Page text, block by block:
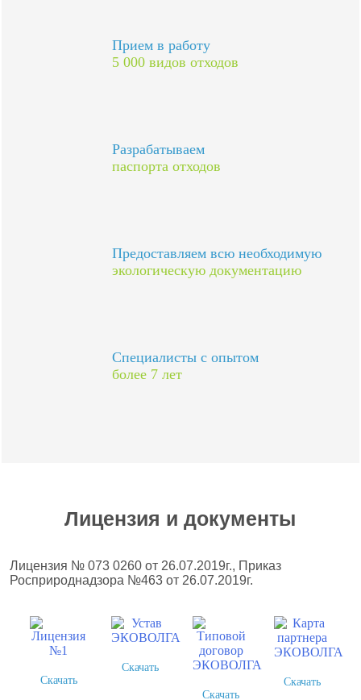
Прием в работу
5 000 видов отходов
Разрабатываем
паспорта отходов
Предоставляем всю необходимую
экологическую документацию
Специалисты с опытом
более 7 лет
Лицензия и документы
Лицензия № 073 0260 от 26.07.2019г., Приказ
Росприроднадзора №463 от 26.07.2019г.
Скачать
Скачать
Скачать
Скачать